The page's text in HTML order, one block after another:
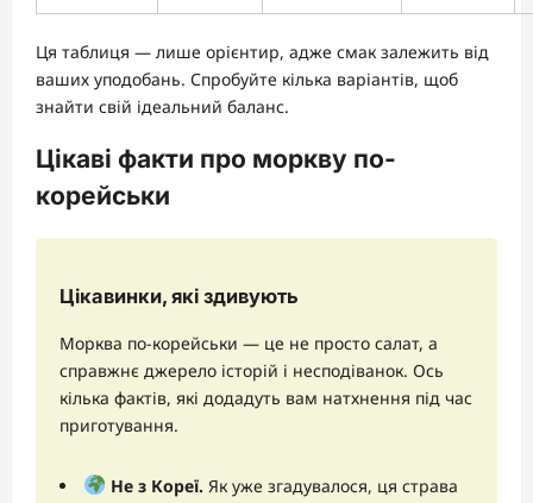
Ця таблиця — лише орієнтир, адже смак залежить від
ваших уподобань. Спробуйте кілька варіантів, щоб
знайти свій ідеальний баланс.
Цікаві факти про моркву по-
корейськи
Цікавинки, які здивують
Морква по-корейськи — це не просто салат, а
справжнє джерело історій і несподіванок. Ось
кілька фактів, які додадуть вам натхнення під час
приготування.
Не з Кореї. Як уже згадувалося, ця страва